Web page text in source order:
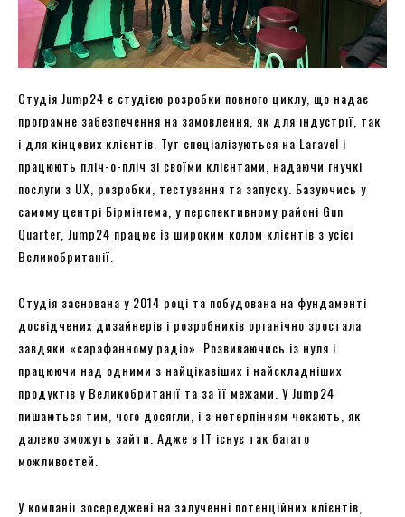
Студія Jump24 є студією розробки повного циклу, що надає
програмне забезпечення на замовлення, як для індустрії, так
і для кінцевих клієнтів. Тут спеціалізуються на Laravel і
працюють пліч-о-пліч зі своїми клієнтами, надаючи гнучкі
послуги з UX, розробки, тестування та запуску. Базуючись у
самому центрі Бірмінгема, у перспективному районі Gun
Quarter, Jump24 працює із широким колом клієнтів з усієї
Великобританії.
Студія заснована у 2014 році та побудована на фундаменті
досвідчених дизайнерів і розробників органічно зростала
завдяки «сарафанному радіо». Розвиваючись із нуля і
працюючи над одними з найцікавіших і найскладніших
продуктів у Великобританії та за її межами. У Jump24
пишаються тим, чого досягли, і з нетерпінням чекають, як
далеко зможуть зайти. Адже в ІТ існує так багато
можливостей.
У компанії зосереджені на залученні потенційних клієнтів,